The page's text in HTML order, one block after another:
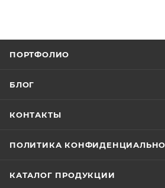
ПОРТФОЛИО
БЛОГ
КОНТАКТЫ
ПОЛИТИКА
КАТАЛОГ ПРОДУКЦИИ